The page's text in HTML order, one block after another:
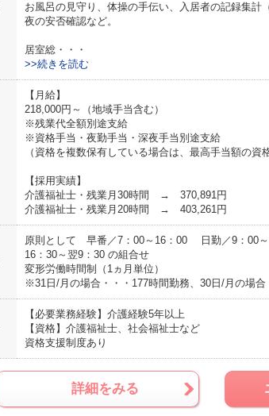
お風呂の見守り、体操の手伝い、入居者の記録集計
夜の安否確認など。
居室総・・・
>>続きを読む
【月給】
218,000円～（地域手当含む）
※残業代全額別途支給
※資格手当・夜勤手当・深夜手当別途支給
（資格を複数保有している場合は、最高手当額の資
【採用実績】
介護福祉士・残業月30時間 → 370,891円
介護福祉士・残業月20時間 → 403,261円
原則として 早番／7：00～16：00 日勤／9：00
16：30～翌9：30 の組合せ
変形労働時間制（1ヵ月単位）
※31日/月の場合・・・177時間勤務、30日/月の場合
【必要業務経験】 介護経験5年以上
【資格】 介護福祉士、社会福祉士など
資格支援制度あり
詳細をみる